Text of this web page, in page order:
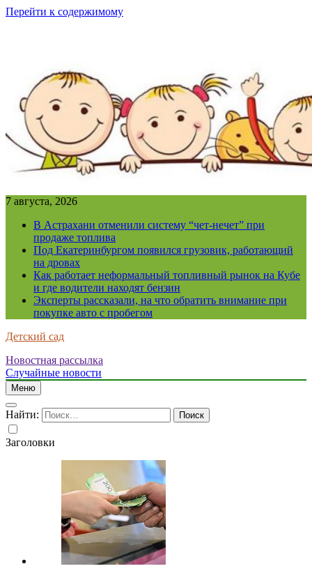
Перейти к содержимому
7 августа, 2026
В Астрахани отменили систему “чет-нечет” при
продаже топлива
Под Екатеринбургом появился грузовик, работающий
на дровах
Как работает неформальный топливный рынок на Кубе
и где водители находят бензин
Эксперты рассказали, на что обратить внимание при
покупке авто с пробегом
Детский сад
Новостная рассылка
Случайные новости
Меню
Найти:
Заголовки